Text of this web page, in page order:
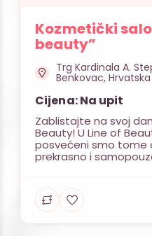
Kozmetički
beauty”
Trg Kardinala A.
Benkovac, Hrvatska
Cijena: Na upit
Zablistajte na svoj
Beauty! U Line of
posvećeni smo tome
prekrasno i
depilacija, tretmane
pedikure, te trajni lak
[…]